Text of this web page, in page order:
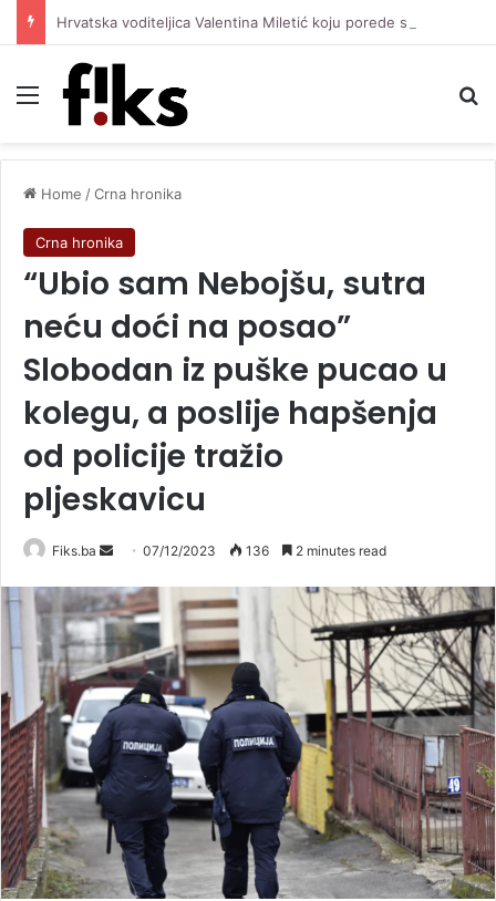
Menu
Home /Crna hronika
Crna hronika
“Ubio sam Nebojšu, sutra
neću doći na posao”
Slobodan iz puške pucao u
kolegu, a poslije hapšenja
od policije tražio
pljeskavicu
Fiks.ba
Send
email
07/12/2023 136 2 minutes read